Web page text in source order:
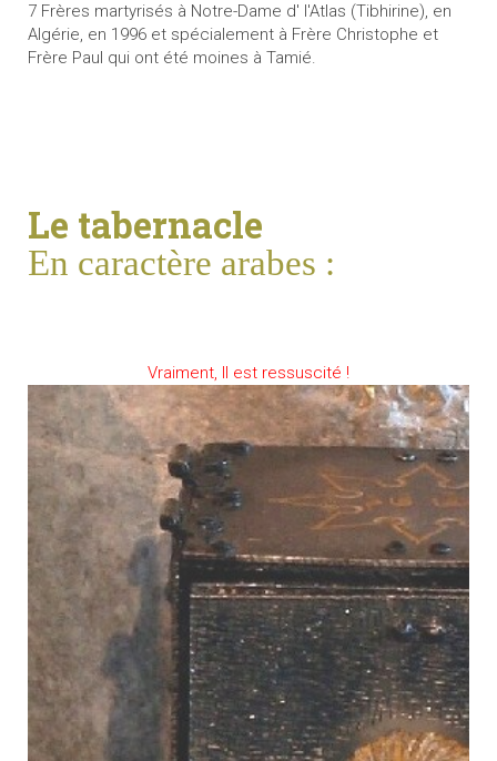
7 Frères martyrisés à Notre-Dame d' l'Atlas (Tibhirine), en
Algérie, en 1996 et spécialement à Frère Christophe et
Frère Paul qui ont été moines à Tamié.
Le tabernacle
En caractère arabes :
Vraiment, Il est ressuscité !